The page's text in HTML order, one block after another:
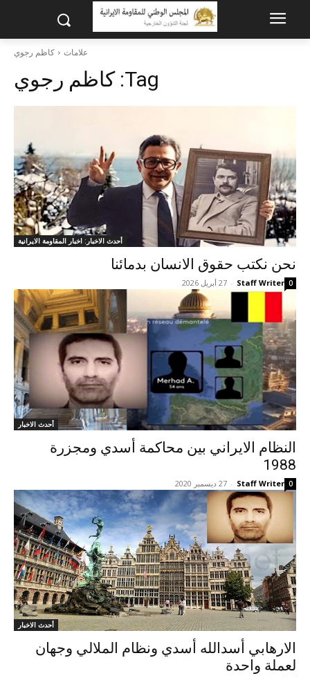
علامات کاظم رجوي
Tag: کاظم رجوي
أحدث الاخبار: اخبار المقاومة الايرانية
نحن نکتب حقوق الانسان بدمائنا
Staff Writer
- 27 أبريل 2026 0
أحدث الاخبار
النظام الايراني بين محاکمة أسدي ومجزرة
1988
Staff Writer
- 27 ديسمبر 2020 0
أحدث الاخبار
الارهابي أسدالله أسدي ونظام الملالي وجهان
لعملة واحدة